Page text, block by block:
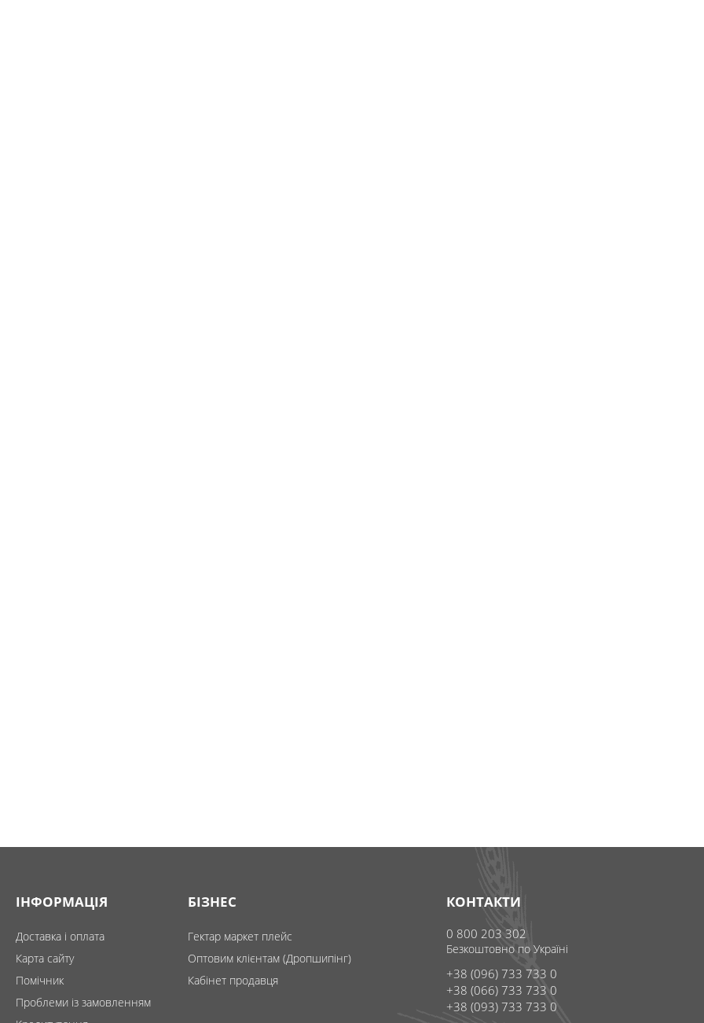
ІНФОРМАЦІЯ
Доставка і оплата
Карта сайту
Помічник
Проблеми із замовленням
БІЗНЕС
Гектар маркет плейс
Оптовим клієнтам (Дропшипінг)
Кабінет продавця
КОНТАКТИ
0 800 203 302
Безкоштовно по Україні
+38 (096) 733 733 0
+38 (066) 733 733 0
+38 (093) 733 733 0